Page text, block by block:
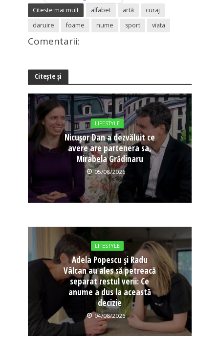
Citeste mai mult alfabet artă
curaj
daruire
foame nume sport viata
Comentarii:
Citește și
LIFESTYLE
Nicușor Dan a dezvăluit ce
avere are partenera sa,
Mirabela Grădinaru
05/08/2026
LIFESTYLE
Adela Popescu și Radu
Vâlcan au ales să petreacă
separat restul verii: Ce
anume a dus la această
decizie
04/08/2026